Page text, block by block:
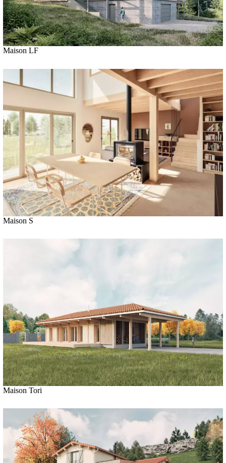
Maison LF
Maison S
Maison Tori